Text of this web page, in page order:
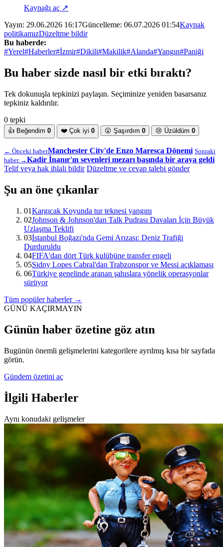
Kaynağı aç ↗
Yayın: 29.06.2026 16:17Güncelleme: 06.07.2026 01:54Kaynak
politikamızDüzeltme bildir
Bu haberde:
#Yerel#Haberler#İzmir#Dikili#Makilik#Alanda#Yangın#Paniği
Bu haber sizde nasıl bir etki bıraktı?
Tek dokunuşla tepkinizi paylaşın. Seçiminize yeniden basarsanız
tepkiniz kaldırılır.
0 tepki
👍 Beğendim 0 ❤️ Çok iyi 0 😮 Şaşırdım 0 😢 Üzüldüm 0
← Önceki haberManchester City'de Enzo Maresca Dönemi Sonraki
haber →Kadir İnanır'ın sevenleri mezarı başında bir araya geldi
Telif veya hak ihlali bildir Düzeltme ve cevap talebi gönder
Şu an öne çıkanlar
01Kargıcak Koyunda tur teknesi yangını
02Johnson & Johnson'dan Talk Pudrası Davaları İçin Büyük
Uzlaşma Teklifi
03İstanbul Boğazı'nda Gemi Arızası: Deniz Trafiği
Durduruldu
04FIFA'dan dört Türk kulübüne transfer engeli
05Sidny Lopes Cabral'dan Trabzonspor ve Messi açıklaması
06Türkiye genelinde aranan şahıslara yönelik operasyonlar
sürüyor
Tüm popüler haberler →
GÜNÜ KAÇIRMAYIN
Günün haber özetine göz atın
Bugünün önemli gelişmelerini kategorilere ayrılmış kısa bir sayfada
görün.
Gündem özetini aç
İlgili Haberler
Aynı konudaki gelişmeler